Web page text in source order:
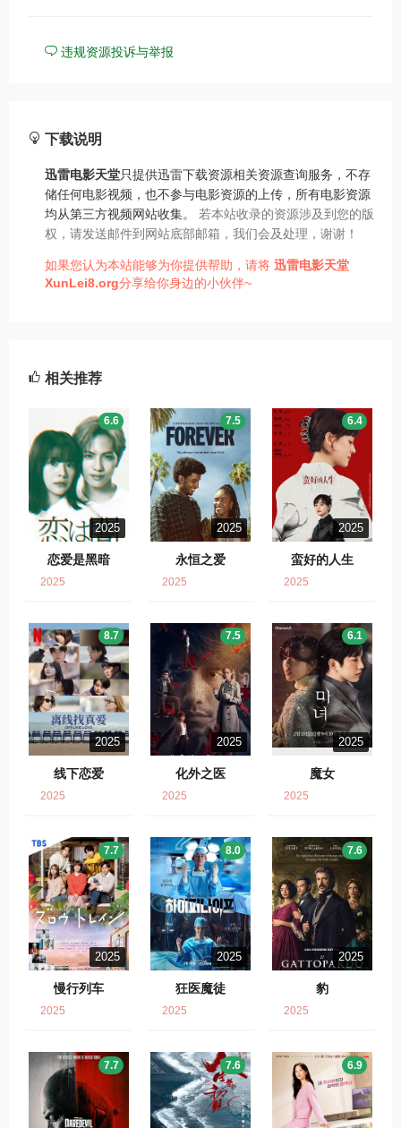
违规资源投诉与举报
下载说明
迅雷电影天堂只提供迅雷下载资源相关资源查询服务，不存
储任何电影视频，也不参与电影资源的上传，所有电影资源
均从第三方视频网站收集。 若本站收录的资源涉及到您的版
权，请发送邮件到网站底部邮箱，我们会及处理，谢谢！
如果您认为本站能够为你提供帮助，请将 迅雷电影天堂
XunLei8.org分享给你身边的小伙伴~
相关推荐
2025
恋爱是黑暗
6.6
2025
2025
永恒之爱
7.5
2025
2025
蛮好的人生
6.4
2025
2025
线下恋爱
8.7
2025
2025
化外之医
7.5
2025
2025
魔女
6.1
2025
2025
慢行列车
7.7
2025
2025
狂医魔徒
8.0
2025
2025
豹
7.6
2025
7.7 7.6 6.9